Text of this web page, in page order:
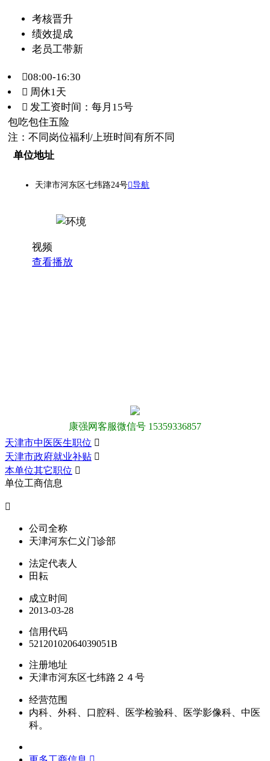
考核晋升
绩效提成
老员工带新
08:00-16:30
 周休1天
 发工资时间：每月15号
包吃包住五险
注：不同岗位福利/上班时间有所不同
单位地址
天津市河东区七纬路24号导航
视频
查看播放
康强网客服微信号 15359336857
天津市中医医生职位 
天津市政府就业补贴 
本单位其它职位 
单位工商信息

公司全称
天津河东仁义门诊部
法定代表人
田耘
成立时间
2013-03-28
信用代码
52120102064039051B
注册地址
天津市河东区七纬路２４号
经营范围
内科、外科、口腔科、医学检验科、医学影像科、中医
科。